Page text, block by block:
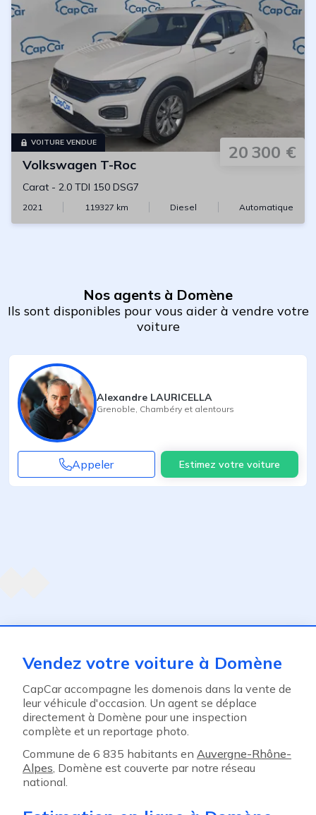
VOITURE VENDUE 20 300 €
Volkswagen T-Roc
Carat - 2.0 TDI 150 DSG7
2021 119327 km Diesel Automatique
Nos agents à Domène
Ils sont disponibles pour vous aider à vendre votre
voiture
Alexandre LAURICELLA
Grenoble Chambéry et alentours
Appeler Estimez votre voiture
Vendez votre voiture à Domène
CapCar accompagne les domenois dans la vente de
leur véhicule d'occasion. Un agent se déplace
directement à Domène pour une inspection
complète et un reportage photo.
Commune de 6 835 habitants en Auvergne-Rhône-
Alpes, Domène est couverte par notre réseau
national.